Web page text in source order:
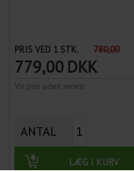
PRIS VED 1 STK. 780,00
779,00 DKK
Vis pris uden moms
ANTAL
LÆG I KURV